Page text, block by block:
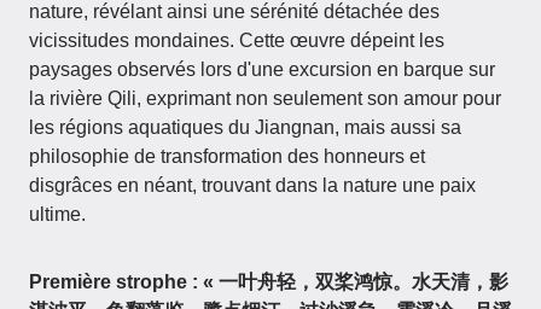
nature, révélant ainsi une sérénité détachée des
vicissitudes mondaines. Cette œuvre dépeint les
paysages observés lors d'une excursion en barque sur
la rivière Qili, exprimant non seulement son amour pour
les régions aquatiques du Jiangnan, mais aussi sa
philosophie de transformation des honneurs et
disgrâces en néant, trouvant dans la nature une paix
ultime.
Première strophe : « 一叶舟轻，双桨鸿惊。水天清，影